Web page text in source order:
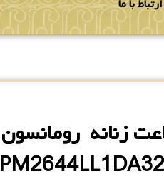
ارتباط با ما
زنانه رومانسون